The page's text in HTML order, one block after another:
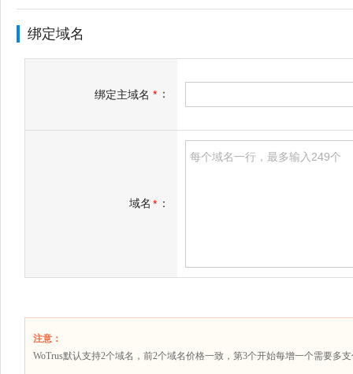
绑定域名
绑定主域名 * ：
域名 * ：
注意：
WoTrus默认支持2个域名，前2个域名价格一致，第3个开始每增一个需要多